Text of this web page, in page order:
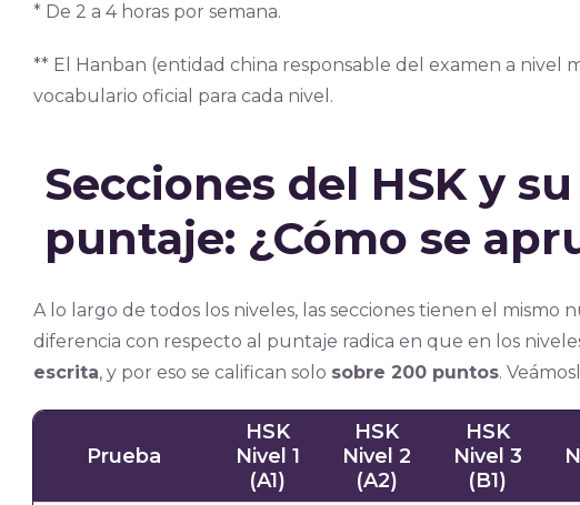
* De 2 a 4 horas por semana.
** El Hanban (entidad china responsable del examen a nivel
vocabulario oficial para cada nivel.
Secciones del HSK y
puntaje: ¿Cómo se
A lo largo de todos los niveles, las secciones tienen el mismo
diferencia con respecto al puntaje radica en que en los
escrita, y por eso se califican solo sobre 200 puntos.
Prueba
HSK
Nivel 1
(A1)
HSK
Nivel 2
(A2)
HSK
Nivel 3
(B1)